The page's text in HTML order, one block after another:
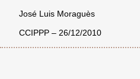
José Luis Moraguès
CCIPPP – 26/12/2010